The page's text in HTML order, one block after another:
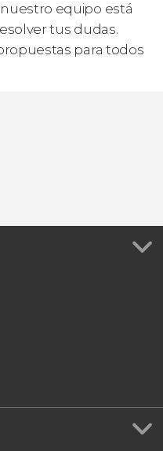
nuestro equipo está
tus dudas.
para todos